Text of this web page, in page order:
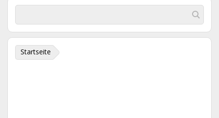
Startseite